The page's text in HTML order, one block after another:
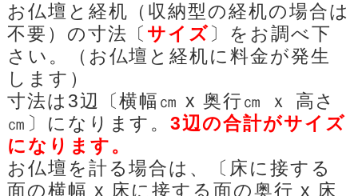
お仏壇と経机（収納型の経机の場合は
不要）の寸法〔 サイズ〕をお調べ下
さい。（お仏壇と経机に料金が発生
します）
寸法は3辺〔横幅㎝ x 奥行㎝ ｘ 高さ
㎝〕になります。3辺の合計がサイズ
になります。
お仏壇を計る場合は、〔床に接する
面の横幅 x 床に接する面の奥行 x 床